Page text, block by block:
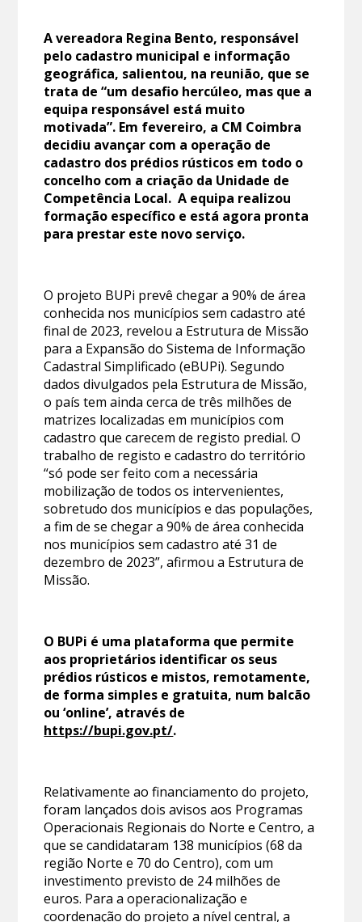
A vereadora Regina Bento, responsável
pelo cadastro municipal e informação
geográfica, salientou, na reunião, que se
trata de “um desafio hercúleo, mas que a
equipa responsável está muito
motivada”. Em fevereiro, a CM Coimbra
decidiu avançar com a operação de
cadastro dos prédios rústicos em todo o
concelho com a criação da Unidade de
Competência Local. A equipa realizou
formação específico e está agora pronta
para prestar este novo serviço.
O projeto BUPi prevê chegar a 90% de área
conhecida nos municípios sem cadastro até
final de 2023, revelou a Estrutura de Missão
para a Expansão do Sistema de Informação
Cadastral Simplificado (eBUPi). Segundo
dados divulgados pela Estrutura de Missão,
o país tem ainda cerca de três milhões de
matrizes localizadas em municípios com
cadastro que carecem de registo predial. O
trabalho de registo e cadastro do território
“só pode ser feito com a necessária
mobilização de todos os intervenientes,
sobretudo dos municípios e das populações,
a fim de se chegar a 90% de área conhecida
nos municípios sem cadastro até 31 de
dezembro de 2023”, afirmou a Estrutura de
Missão.
O BUPi é uma plataforma que permite
aos proprietários identificar os seus
prédios rústicos e mistos, remotamente,
de forma simples e gratuita, num balcão
ou ‘online’, através de
https://bupi.gov.pt/.
Relativamente ao financiamento do projeto,
foram lançados dois avisos aos Programas
Operacionais Regionais do Norte e Centro, a
que se candidataram 138 municípios (68 da
região Norte e 70 do Centro), com um
investimento previsto de 24 milhões de
euros. Para a operacionalização e
coordenação do projeto a nível central, a